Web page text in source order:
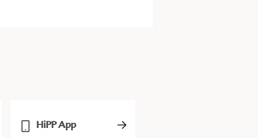
HiPP App